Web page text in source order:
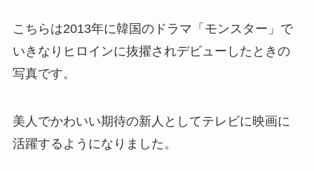
こちらは2013年に韓国のドラマ「モンスター」で
いきなりヒロインに抜擢されデビューしたときの
写真です。
美人でかわいい期待の新人としてテレビに映画に
活躍するようになりました。